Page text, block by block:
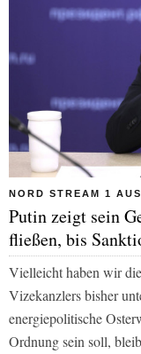
NORD STREAM 1
Putin zeigt sein
fließen, bis
Vielleicht haben wir
Vizekanzlers bisher
energiepolitische
Ordnung sein soll,